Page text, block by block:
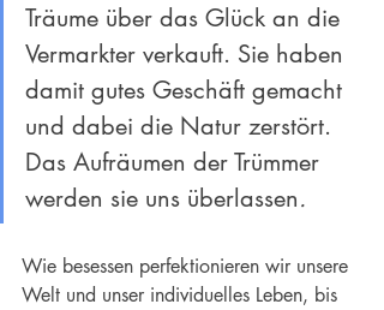
Träume über das Glück an die
Vermarkter verkauft. Sie haben
damit gutes Geschäft gemacht
und dabei die Natur zerstört.
Das Aufräumen der Trümmer
werden sie uns überlassen.
Wie besessen perfektionieren wir unsere
Welt und unser individuelles Leben, bis